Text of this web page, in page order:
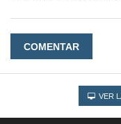
COMENTAR
VER